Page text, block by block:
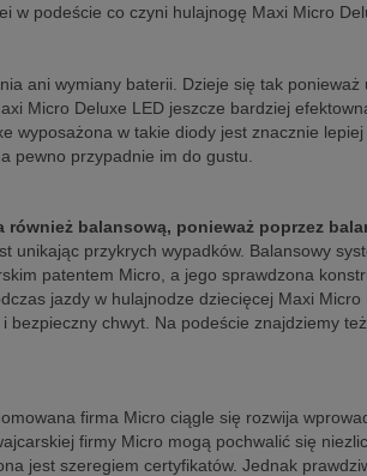
podeście co czyni hulajnogę Maxi Micro
ani wymiany baterii. Dzieje się tak
Micro Deluxe LED jeszcze bardziej
wyposażona w takie diody jest znacznie
pewno przypadnie im do gustu.
również balansową, ponieważ poprzez
przykrych wypadków. Balansowy
patentem Micro, a jego sprawdzona
jazdy w hulajnodze dziecięcej Maxi
chwyt. Na podeście znajdziemy
firma Micro ciągle się rozwija
firmy Micro mogą pochwalić się
jest szeregiem certyfikatów. Jednak